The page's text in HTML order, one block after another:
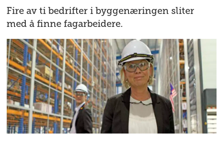
Fire av ti bedrifter i byggenæringen sliter
med å finne fagarbeidere.